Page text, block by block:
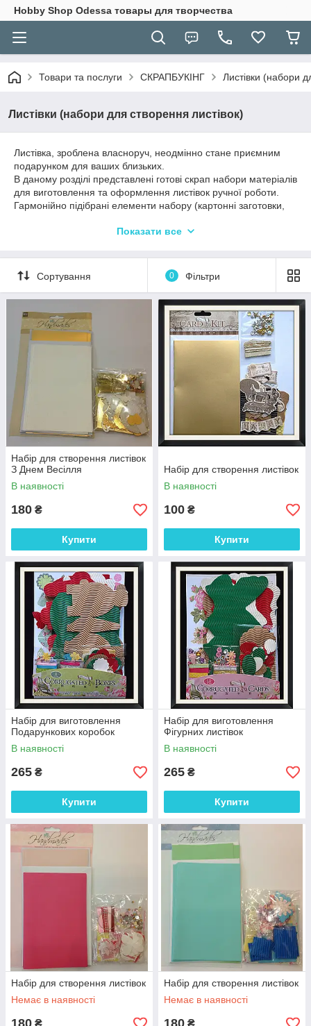
Hobbу Shop Odessa товары для творчества
Товари та послуги СКРАПБУКІНГ Листівки (набори
Листівки (набори для створення листівок)
Листівка, зроблена власноруч, неодмінно стане приємним
подарунком для ваших близьких.
В даному розділі представлені готові скрап набори матеріалів
для виготовлення та оформлення листівок ручної роботи.
Гармонійно підібрані елементи набору (картонні заготовки,
якісно і швидко створити оригінальну вітальну листівку,
Ви можете підібрати набори матеріалів і заготовок для
виготовлення листівок на різноманітні теми: до дня
народження, весілля, нового року, різдва, інших свят або
просто скласти барвисту композицію.
Показати все
Сортування 0 Фільтри
Набір для створення листівок
З Днем Весілля
В наявності
180 ₴
Купити
Набір для створення листівок
В наявності
100 ₴
Купити
Набір для виготовлення
Подарункових коробок
В наявності
265 ₴
Купити
Набір для виготовлення
Фігурних листівок
В наявності
265 ₴
Купити
Набір для створення листівок
Немає в наявності
180 ₴
Набір для створення листівок
Немає в наявності
180 ₴